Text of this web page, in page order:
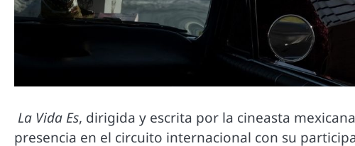
La Vida Es, dirigida y escrita por la cineasta
presencia en el circuito internacional con su